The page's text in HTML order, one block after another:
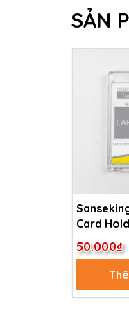
SẢN
Card
35pt)
50.000₫